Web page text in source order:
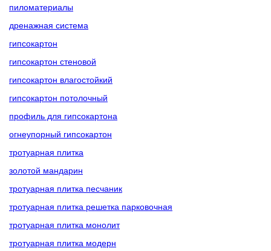
пиломатериалы
дренажная система
гипсокартон
гипсокартон стеновой
гипсокартон влагостойкий
гипсокартон потолочный
профиль для гипсокартона
огнеупорный гипсокартон
тротуарная плитка
золотой мандарин
тротуарная плитка песчаник
тротуарная плитка решетка парковочная
тротуарная плитка монолит
тротуарная плитка модерн